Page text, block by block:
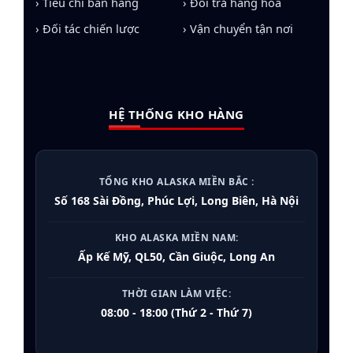
Tủ đông Alaska
Đa dạng từ dòng 100L cho gia
đình đến 1200L cho nhà hàng, tích hợp Inverter
thu cho cửa hàng.
Cây nước nóng lạnh:Công nghệ lọc thông
minh, an toàn tuyệt đối cho sức khỏe.
Điều hòa Alaska:Giải pháp làm lạnh sâu, bền
Tủ ướp rượu vang Bảo quản chuẩn nhiệt độ
Tại sao Tổng Kho Alaska Miền Bắc
› Đối tác chiến lược
› Vận chuyển tận nơi
HỆ THỐNG KHO HÀNG
TỔNG KHO ALASKA MIỀN BẮC :
Số 168 Sài Đồng, Phúc Lợi, Long Biên, Hà Nội
KHO ALASKA MIỀN NAM:
Ấp Kế Mỹ, QL50, Cần Giuộc, Long An
THỜI GIAN LÀM VIỆC:
08:00 - 18:00 (Thứ 2 - Thứ 7)